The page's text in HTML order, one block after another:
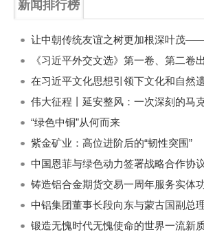
新闻排行榜
《习近平外交文选》第一卷、第二卷
“绿色中铜”从何而来
紫金矿业：高位进阶后的“韧性突围”
中国恩菲与绿色动力签署战略合作协
铸造铝合金期货交易一周年服务实体